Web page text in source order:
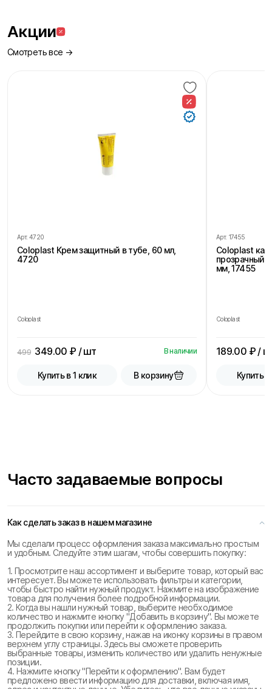
Акции
Смотреть все →
Арт. 4720
Coloplast Крем защитный в тубе, 60 мл,
4720
Coloplast
499 349.00 ₽ / шт В наличии
Купить в 1 клик В корзину
Арт. 17455
Coloplast
прозрачный,
мм, 17455
Coloplast
189.00 ₽ /
Купить в
Часто задаваемые вопросы
Как сделать заказ в нашем магазине
Мы сделали процесс оформления заказа максимально простым
и удобным. Следуйте этим шагам, чтобы совершить покупку:
1. Просмотрите наш ассортимент и выберите товар, который вас
интересует. Вы можете использовать фильтры и категории,
чтобы быстро найти нужный продукт. Нажмите на изображение
товара для получения более подробной информации.
2. Когда вы нашли нужный товар, выберите необходимое
количество и нажмите кнопку "Добавить в корзину". Вы можете
продолжить покупки или перейти к оформлению заказа.
3. Перейдите в свою корзину, нажав на иконку корзины в правом
верхнем углу страницы. Здесь вы сможете проверить
выбранные товары, изменить количество или удалить ненужные
позиции.
4. Нажмите кнопку "Перейти к оформлению". Вам будет
предложено ввести информацию для доставки, включая имя,